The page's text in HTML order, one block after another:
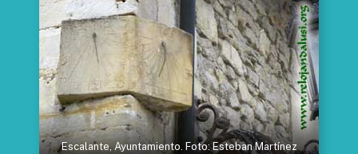
Escalante, Ayuntamiento. Foto: Esteban Martínez